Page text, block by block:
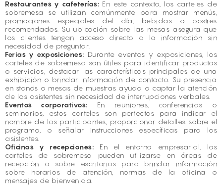
Restaurantes y cafeterías: En este contexto, los carteles de
sobremesa se utilizan comúnmente para mostrar menús,
promociones especiales del día, bebidas o postres
recomendados. Su ubicación sobre las mesas asegura que
los clientes tengan acceso directo a la información sin
necesidad de preguntar.
Ferias y exposiciones: Durante eventos y exposiciones, los
carteles de sobremesa son útiles para identificar productos
o servicios, destacar las características principales de una
exhibición o brindar información de contacto. Su presencia
en stands o mesas de muestras ayuda a captar la atención
de los asistentes sin necesidad de interrupciones verbales.
Eventos corporativos: En reuniones, conferencias o
seminarios, estos carteles son perfectos para indicar el
nombre de los participantes, proporcionar detalles sobre el
programa, o señalar instrucciones específicas para los
asistentes.
Oficinas y recepciones: En el entorno empresarial, los
carteles de sobremesa pueden utilizarse en áreas de
recepción o sobre escritorios para brindar información
sobre horarios de atención, normas de la oficina o
mensajes de bienvenida.